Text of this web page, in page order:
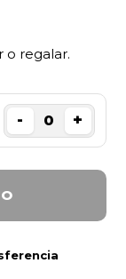
o regalar.
- +